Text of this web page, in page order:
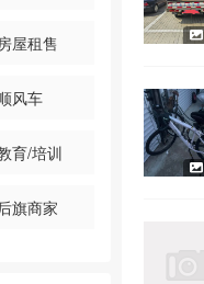
屋租售
风车
育/培训
旗商家
报名